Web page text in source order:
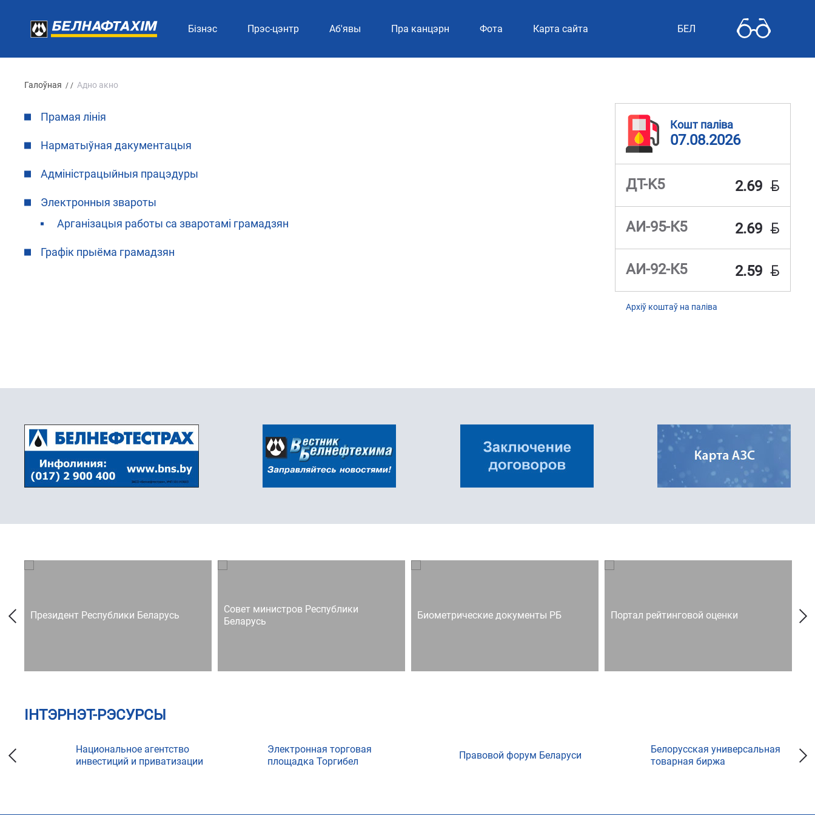
Бізнэс Прэс-цэнтр Аб'явы Пра канцэрн Фотa Карта сайта БЕЛ
Галоўная / / Адно акно
Прамая лінія
Нарматыўная дакументацыя
Адміністрацыйныя працэдуры
Электронныя звароты
Арганізацыя работы са зваротамі грамадзян
Графік прыёма грамадзян
Кошт паліва
07.08.2026
ДТ-K5 2.69 BYN
АИ-95-К5 2.69 BYN
АИ-92-К5 2.59 BYN
Архіў коштаў на паліва
Президент Республики Беларусь
Совет министров Республики
Беларусь
Биометрические документы РБ Портал рейтинговой оценки
ІНТЭРНЭТ-РЭСУРСЫ
Национальное агентство
инвестиций и приватизации
Электронная торговая
площадка Торгибел
Правовой форум Беларуси
Белорусская универсальная
товарная биржа